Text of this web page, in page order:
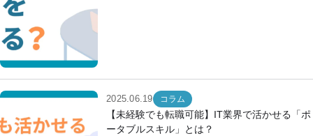
2025.06.19 コラム
【未経験でも転職可能】IT業界で活かせる「ポ
ータブルスキル」とは？